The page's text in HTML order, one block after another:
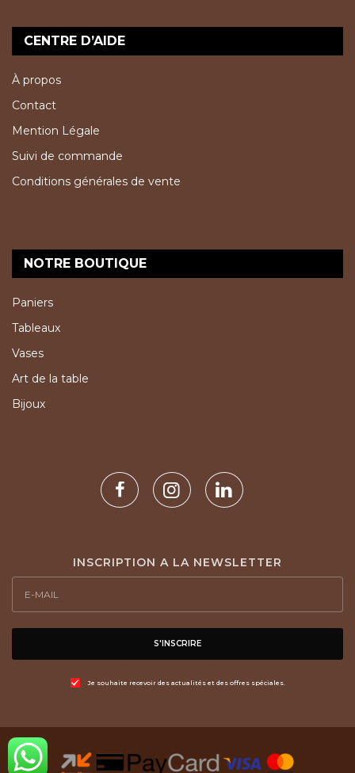
CENTRE D’AIDE
À propos
Contact
Mention Légale
Suivi de commande
Conditions générales de vente
NOTRE BOUTIQUE
Paniers
Tableaux
Vases
Art de la table
Bijoux
INSCRIPTION A LA NEWSLETTER
S'INSCRIRE
Je souhaite recevoir des actualités et des offres spéciales.